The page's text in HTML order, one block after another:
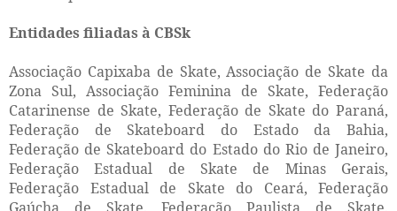
Entidades filiadas à CBSk
Associação Capixaba de Skate, Associação de Skate da
Zona Sul, Associação Feminina de Skate, Federação
Catarinense de Skate, Federação de Skate do Paraná,
Federação de Skateboard do Estado da Bahia,
Federação de Skateboard do Estado do Rio de Janeiro,
Federação Estadual de Skate de Minas Gerais,
Federação Estadual de Skate do Ceará, Federação